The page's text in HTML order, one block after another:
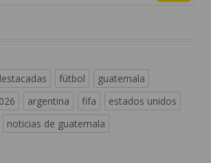
fútbol
guatemala
argentina fifa
estados unidos
noticias de guatemala